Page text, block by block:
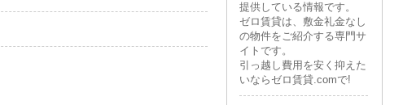
提供している情報です。
ゼロ賃貸は、敷金礼金なし
の物件をご紹介する専門サ
イトです。
引っ越し費用を安く抑えた
いならゼロ賃貸.comで!